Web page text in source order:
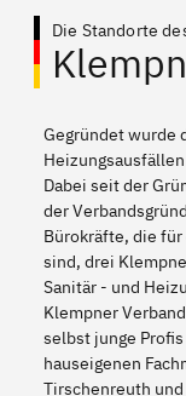
Die Standorte
Gegründet wurde
Dabei seit der
der
Bürokräfte, die für
sind, drei
Sanitär - und
Klempner
selbst junge
hauseigenen
Tirschenreuth